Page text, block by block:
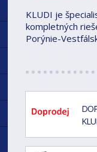
KLUDI je
kompletných
Porýnie-